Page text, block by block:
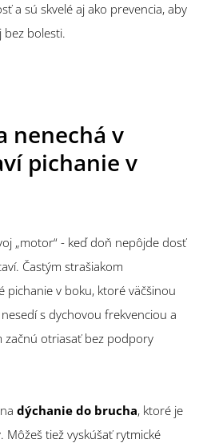
a sú skvelé aj ako prevencia, aby
bez bolesti.
nenechá v
pichanie v
„motor“ - keď doň nepôjde dosť
Častým strašiakom
pichanie v boku, ktoré väčšinou
s dychovou frekvenciou a
otriasať bez podpory
dýchanie do brucha, ktoré je
Môžeš tiež vyskúšať rytmické